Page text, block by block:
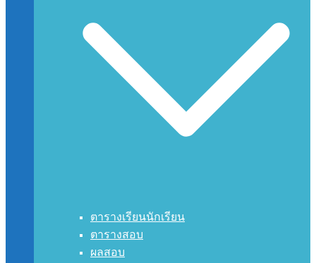
ตารางเรียนนักเรียน
ตารางสอบ
ผลสอบ